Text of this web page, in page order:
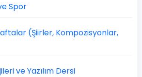
Spor
(Şiirler, Kompozisyonlar,
ve Yazılım Dersi